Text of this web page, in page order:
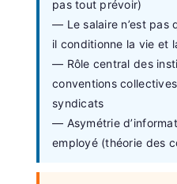
pas tout prévoir)
— Le salaire n’est pas
il conditionne la vie et
— Rôle central des
conventions
syndicats
— Asymétrie
employé (théorie des